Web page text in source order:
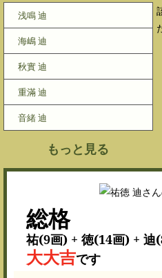
浅鳴 迪
海嶋 迪
秋實 迪
重滿 迪
音緒 迪
もっと見る
総格
祐(9画) + 徳(14画) + 迪
大大吉です